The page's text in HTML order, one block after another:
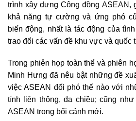
trình xây dựng Cộng đồng ASEAN,
khả năng tự cường và ứng phó
biến động, nhất là tác động của
trao đổi các vấn đề khu vực và quốc
Trong phiên họp toàn thể và phiên
Minh Hưng đã nêu bật những đề
việc ASEAN đối phó thế nào với
tính liên thông, đa chiều; cũng
ASEAN trong bối cảnh mới.